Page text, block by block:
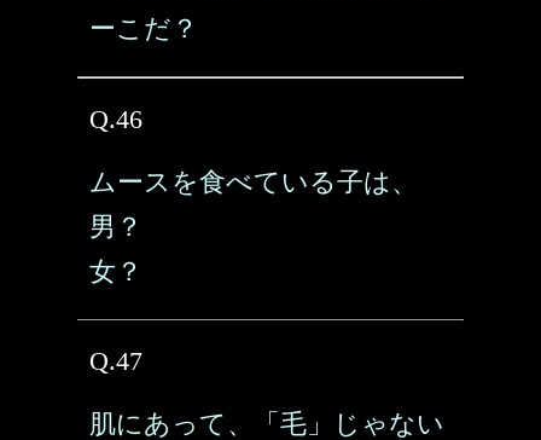
ーこだ？
Q.46
ムースを食べている子は、
男？
女？
Q.47
肌にあって、「毛」じゃない